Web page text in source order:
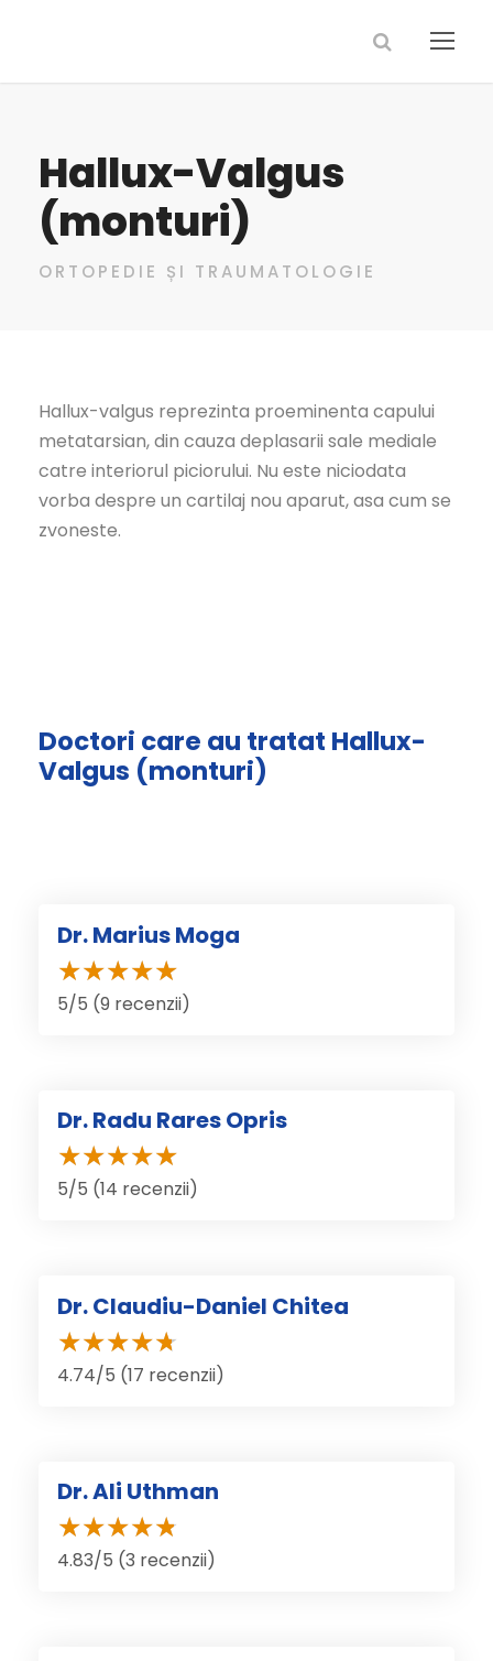
Hallux-Valgus
(monturi)
ORTOPEDIE ȘI TRAUMATOLOGIE
Hallux-valgus reprezinta proeminenta capului
metatarsian, din cauza deplasarii sale mediale
catre interiorul piciorului. Nu este niciodata
vorba despre un cartilaj nou aparut, asa cum se
zvoneste.
Doctori care au tratat Hallux-
Valgus (monturi)
Dr. Marius Moga
5/5 (9 recenzii)
Dr. Radu Rares Opris
5/5 (14 recenzii)
Dr. Claudiu-Daniel Chitea
4.74/5 (17 recenzii)
Dr. Ali Uthman
4.83/5 (3 recenzii)